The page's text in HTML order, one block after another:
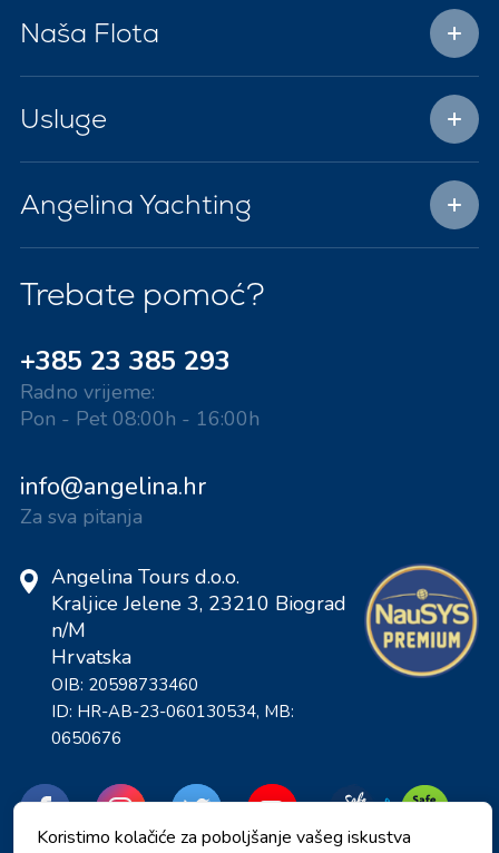
Naša Flota
Usluge
Angelina Yachting
Trebate pomoć?
+385 23 385 293
Radno vrijeme:
Pon - Pet 08:00h - 16:00h
info@angelina.hr
Za sva pitanja
Angelina Tours d.o.o.
Kraljice Jelene 3, 23210 Biograd
n/M
Hrvatska
OIB: 20598733460
ID: HR-AB-23-060130534, MB:
0650676
Koristimo kolačiće za poboljšanje vašeg iskustva